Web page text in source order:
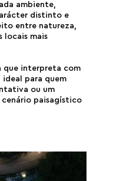
ambiente,
distinto e
entre natureza,
locais mais
que interpreta com
para quem
ou um
paisagístico